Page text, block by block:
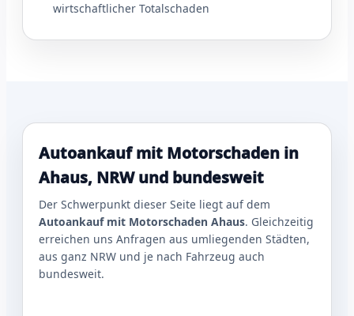
wirtschaftlicher Totalschaden
Autoankauf mit Motorschaden in
Ahaus, NRW und bundesweit
Der Schwerpunkt dieser Seite liegt auf dem
Autoankauf mit Motorschaden Ahaus. Gleichzeitig
erreichen uns Anfragen aus umliegenden Städten,
aus ganz NRW und je nach Fahrzeug auch
bundesweit.